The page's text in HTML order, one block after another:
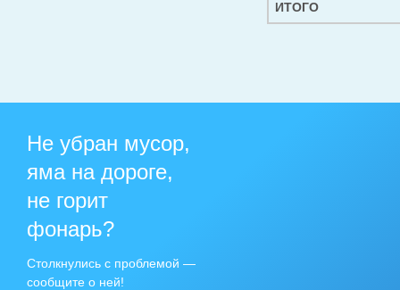
ИТОГО
Не убран мусор,
яма на дороге,
не горит
фонарь?
Столкнулись с проблемой —
сообщите о ней!